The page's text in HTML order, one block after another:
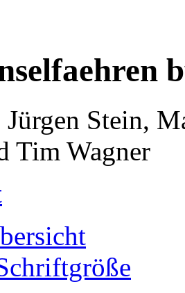
Jürgen Stein,
Tim Wagner